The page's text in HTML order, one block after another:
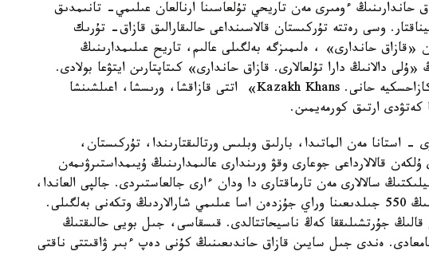
حاندارىنىڭ ءومىرى مەن تاريحي تۇلعاسىنا ارنالعان عىلىمي- تانىمدىق
وسى رەتتە تۇركىستان قالاسىنداعى حالىقارالىق قازاق- تۇرىك
«قازاق حاندارى» ، ەلىمىزگە بەلگىلى عالىم، تاريح عىلىمدارىنىڭ
دالانىڭ دارا تۇلعالارى. قازاق حاندارى» كىتاپتارىن ايتۋعا بولادى.
بۇل ارادا ءوزىمنىڭ «قازاق حاندارى. كازاحسكيە حانى. Kazakh Khans» اتتى قازاقشا، ورىسشا، اعىلشىنشا
ارتىق كورمەيمىن.
- استانا مەن الماتىدا، بارلىق وبلىس ورتالىقتارىندا، تۇركىستان،
قالالارداعى جوعارى وقۋ ورىندارى عالىمدارىنىڭ ۇيىمداستىرۋىمەن
سالالارى مەن تارماقتارى دا ودان ءارى جالعاستىردى. جالپى العاندا،
2015 -جىلى ەلىمىزدە قازاق حاندىعىنىڭ 550 جىلدىعىنا وراي جۇزدەن اسا عىلىمي شارالاردىڭ وتكەنى بەلگىلى.
قالىڭ جۇرتشىلىققا كەڭ ناسيحاتتالدى. قىسقاسى، جىل بويى حالىقتىڭ
ەندى جىل سايىن قازاق حاندىعىنىڭ كۇنى دەپ ءبىر ۋاقىتتى ناقتى